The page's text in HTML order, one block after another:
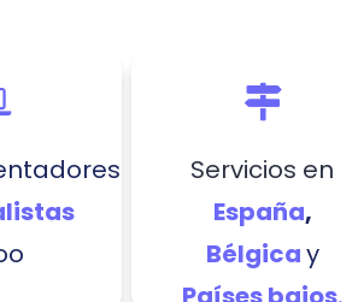
Servicios en
España,
Bélgicay